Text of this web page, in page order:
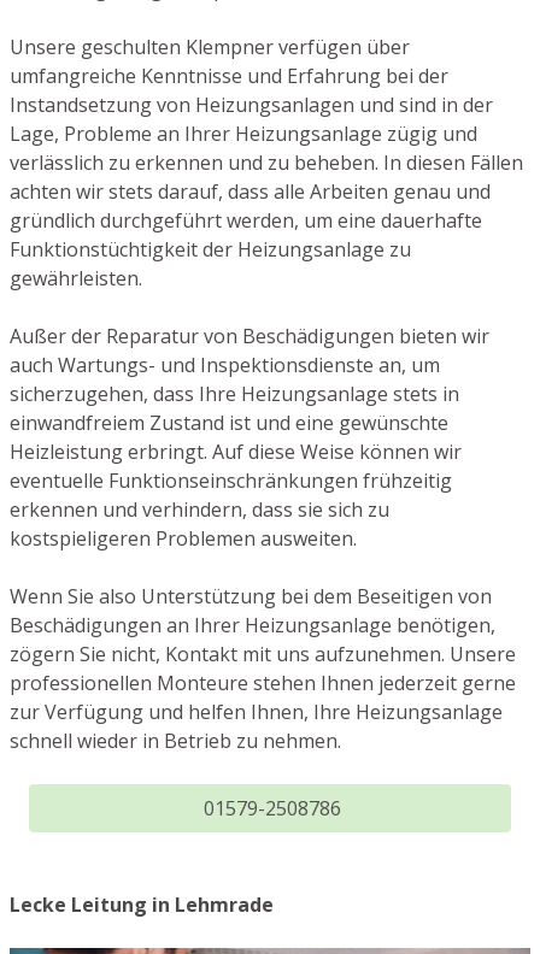
Unsere geschulten Klempner verfügen über
umfangreiche Kenntnisse und Erfahrung bei der
Instandsetzung von Heizungsanlagen und sind in der
Lage, Probleme an Ihrer Heizungsanlage zügig und
verlässlich zu erkennen und zu beheben. In diesen Fällen
achten wir stets darauf, dass alle Arbeiten genau und
gründlich durchgeführt werden, um eine dauerhafte
Funktionstüchtigkeit der Heizungsanlage zu
gewährleisten.
Außer der Reparatur von Beschädigungen bieten wir
auch Wartungs- und Inspektionsdienste an, um
sicherzugehen, dass Ihre Heizungsanlage stets in
einwandfreiem Zustand ist und eine gewünschte
Heizleistung erbringt. Auf diese Weise können wir
eventuelle Funktionseinschränkungen frühzeitig
erkennen und verhindern, dass sie sich zu
kostspieligeren Problemen ausweiten.
Wenn Sie also Unterstützung bei dem Beseitigen von
Beschädigungen an Ihrer Heizungsanlage benötigen,
zögern Sie nicht, Kontakt mit uns aufzunehmen. Unsere
professionellen Monteure stehen Ihnen jederzeit gerne
zur Verfügung und helfen Ihnen, Ihre Heizungsanlage
schnell wieder in Betrieb zu nehmen.
01579-2508786
Lecke Leitung in Lehmrade